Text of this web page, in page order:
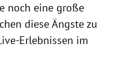
noch eine große
diese Ängste zu
Erlebnissen im